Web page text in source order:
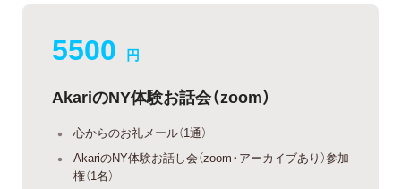
5500 円
AkariのNY体験お話会（zoom）
心からのお礼メール（1通）
AkariのNY体験お話し会（zoom・アーカイブあり）参加
権（1名）